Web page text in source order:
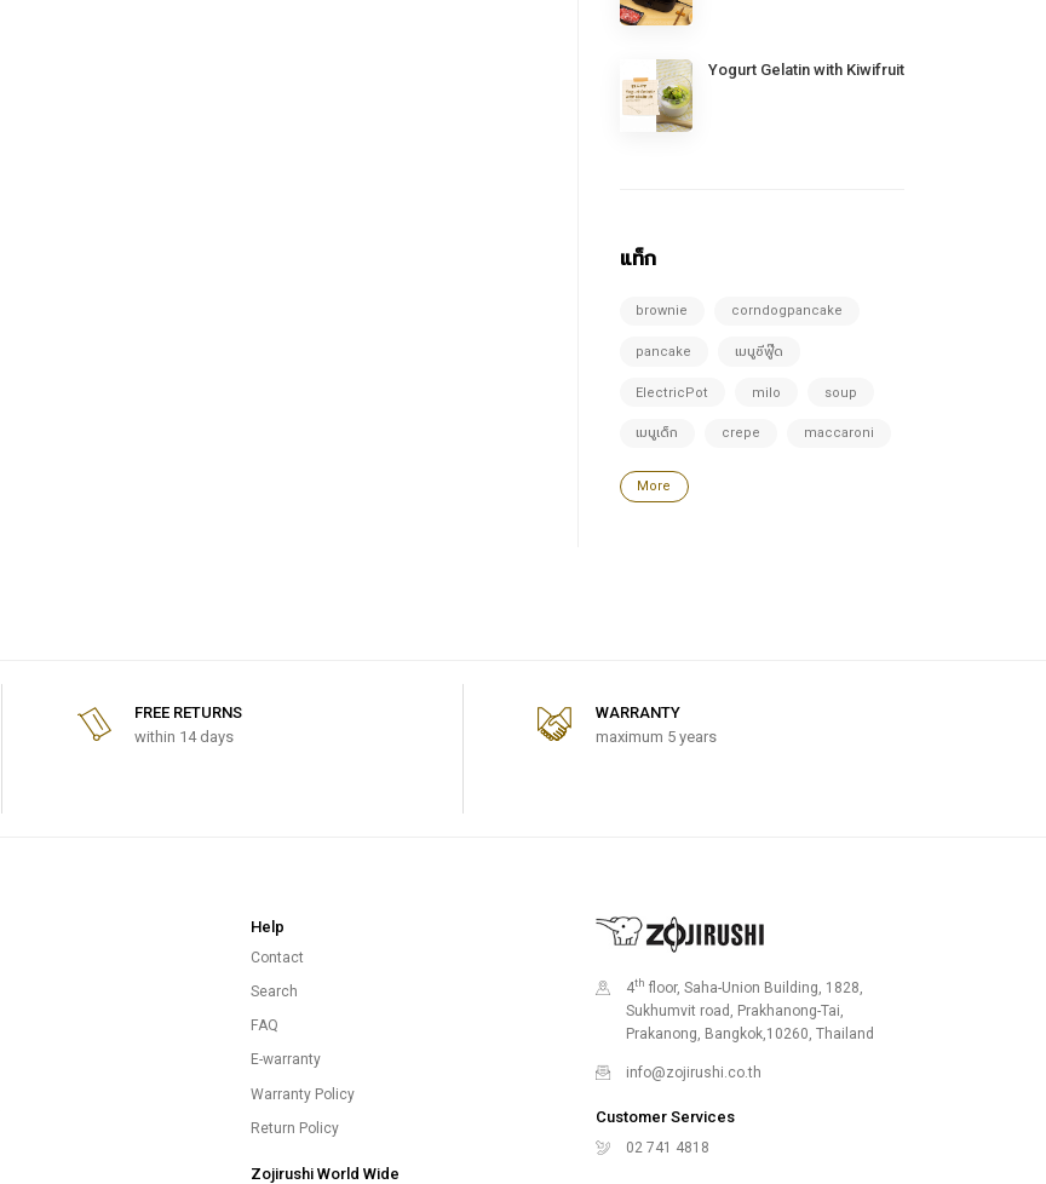
Yogurt Gelatin with Kiwifruit
แท็ก
brownie corndogpancake
pancake เมนูซีฟู๊ด
ElectricPot milo soup
เมนูเด็ก crepe maccaroni
More
FREE RETURNS
within 14 days
WARRANTY
maximum 5 years
Help
Contact
Search
FAQ
E-warranty
Warranty Policy
Return Policy
Zojirushi World Wide
4th floor, Saha-Union Building, 1828,
Sukhumvit road, Prakhanong-Tai,
Prakanong, Bangkok,10260, Thailand
info@zojirushi.co.th
Customer Services
02 741 4818